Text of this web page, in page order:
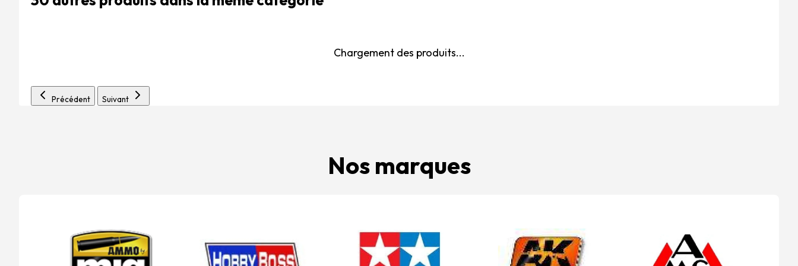
Chargement des produits...
Précédent Suivant
Nos marques